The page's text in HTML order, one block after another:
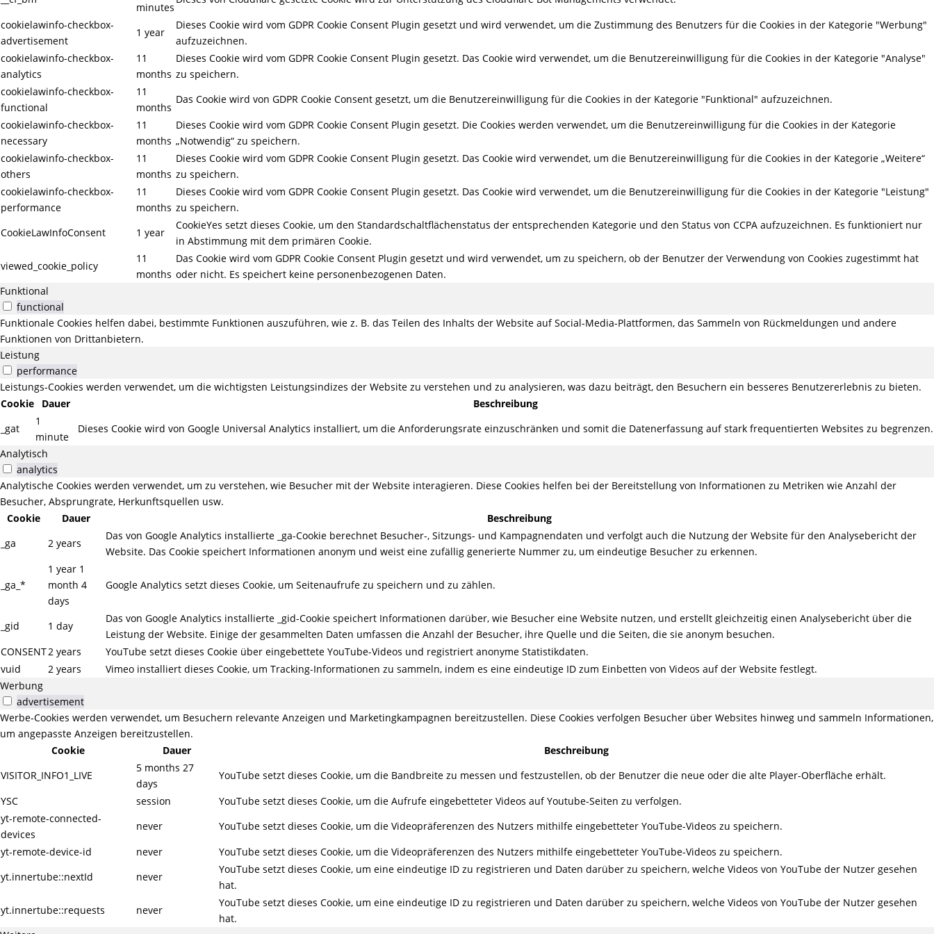
minutes
cookielawinfo-checkbox-
advertisement
1 year
Dieses Cookie wird vom GDPR Cookie Consent Plugin gesetzt und wird verwendet, um die Zustimmung des Benutzers für die Cookies in der Kategorie "Werbung"
aufzuzeichnen.
cookielawinfo-checkbox-
analytics
11
months
Dieses Cookie wird vom GDPR Cookie Consent Plugin gesetzt. Das Cookie wird verwendet, um die Benutzereinwilligung für die Cookies in der Kategorie "Analyse"
zu speichern.
cookielawinfo-checkbox-
functional
11
months
Das Cookie wird von GDPR Cookie Consent gesetzt, um die Benutzereinwilligung für die Cookies in der Kategorie "Funktional" aufzuzeichnen.
cookielawinfo-checkbox-
necessary
11
months
Dieses Cookie wird vom GDPR Cookie Consent Plugin gesetzt. Die Cookies werden verwendet, um die Benutzereinwilligung für die Cookies in der Kategorie
„Notwendig“ zu speichern.
cookielawinfo-checkbox-
others
11
months
Dieses Cookie wird vom GDPR Cookie Consent Plugin gesetzt. Das Cookie wird verwendet, um die Benutzereinwilligung für die Cookies in der Kategorie „Weitere“
zu speichern.
cookielawinfo-checkbox-
performance
11
months
Dieses Cookie wird vom GDPR Cookie Consent Plugin gesetzt. Das Cookie wird verwendet, um die Benutzereinwilligung für die Cookies in der Kategorie "Leistung"
zu speichern.
CookieLawInfoConsent
1 year
CookieYes setzt dieses Cookie, um den Standardschaltflächenstatus der entsprechenden Kategorie und den Status von CCPA aufzuzeichnen. Es funktioniert nur
in Abstimmung mit dem primären Cookie.
viewed_cookie_policy
11
months
Das Cookie wird vom GDPR Cookie Consent Plugin gesetzt und wird verwendet, um zu speichern, ob der Benutzer der Verwendung von Cookies zugestimmt hat
oder nicht. Es speichert keine personenbezogenen Daten.
Funktional
functional
Funktionale Cookies helfen dabei, bestimmte Funktionen auszuführen, wie z. B. das Teilen des Inhalts der Website auf Social-Media-Plattformen, das Sammeln von Rückmeldungen und andere
Funktionen von Drittanbietern.
Leistung
performance
Leistungs-Cookies werden verwendet, um die wichtigsten Leistungsindizes der Website zu verstehen und zu analysieren, was dazu beiträgt, den Besuchern ein besseres Benutzererlebnis zu bieten.
Cookie
Dauer
Beschreibung
_gat
1
minute
Dieses Cookie wird von Google Universal Analytics installiert, um die Anforderungsrate einzuschränken und somit die Datenerfassung auf stark frequentierten Websites zu begrenzen.
Analytisch
analytics
Analytische Cookies werden verwendet, um zu verstehen, wie Besucher mit der Website interagieren. Diese Cookies helfen bei der Bereitstellung von Informationen zu Metriken wie Anzahl der
Besucher, Absprungrate, Herkunftsquellen usw.
Cookie
Dauer
Beschreibung
_ga
2 years
Das von Google Analytics installierte _ga-Cookie berechnet Besucher-, Sitzungs- und Kampagnendaten und verfolgt auch die Nutzung der Website für den Analysebericht der
Website. Das Cookie speichert Informationen anonym und weist eine zufällig generierte Nummer zu, um eindeutige Besucher zu erkennen.
_ga_*
1 year 1
month 4
days
Google Analytics setzt dieses Cookie, um Seitenaufrufe zu speichern und zu zählen.
_gid 1 day
Das von Google Analytics installierte _gid-Cookie speichert Informationen darüber, wie Besucher eine Website nutzen, und erstellt gleichzeitig einen Analysebericht über die
Leistung der Website. Einige der gesammelten Daten umfassen die Anzahl der Besucher, ihre Quelle und die Seiten, die sie anonym besuchen.
CONSENT2 years
YouTube setzt dieses Cookie über eingebettete YouTube-Videos und registriert anonyme Statistikdaten.
vuid
2 years
Vimeo installiert dieses Cookie, um Tracking-Informationen zu sammeln, indem es eine eindeutige ID zum Einbetten von Videos auf der Website festlegt.
Werbung
advertisement
Werbe-Cookies werden verwendet, um Besuchern relevante Anzeigen und Marketingkampagnen bereitzustellen. Diese Cookies verfolgen Besucher über Websites hinweg und sammeln Informationen,
um angepasste Anzeigen bereitzustellen.
Cookie
Dauer
Beschreibung
VISITOR_INFO1_LIVE
5 months 27
days
YouTube setzt dieses Cookie, um die Bandbreite zu messen und festzustellen, ob der Benutzer die neue oder die alte Player-Oberfläche erhält.
YSC
session
YouTube setzt dieses Cookie, um die Aufrufe eingebetteter Videos auf Youtube-Seiten zu verfolgen.
yt-remote-connected-
devices
never
YouTube setzt dieses Cookie, um die Videopräferenzen des Nutzers mithilfe eingebetteter YouTube-Videos zu speichern.
yt-remote-device-id
never
YouTube setzt dieses Cookie, um die Videopräferenzen des Nutzers mithilfe eingebetteter YouTube-Videos zu speichern.
yt.innertube::nextId
never
YouTube setzt dieses Cookie, um eine eindeutige ID zu registrieren und Daten darüber zu speichern, welche Videos von YouTube der Nutzer gesehen
hat.
yt.innertube::requests
never
YouTube setzt dieses Cookie, um eine eindeutige ID zu registrieren und Daten darüber zu speichern, welche Videos von YouTube der Nutzer gesehen
hat.